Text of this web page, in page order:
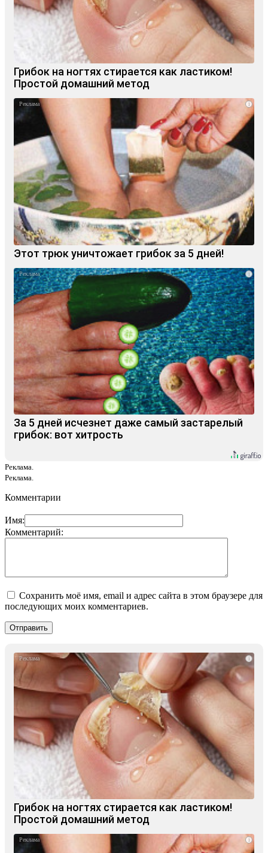
Грибок на ногтях стирается как ластиком!
Простой домашний метод
i
Этот трюк уничтожает грибок за 5 дней!
i
За 5 дней исчезнет даже самый застарелый
грибок: вот хитрость
Реклама.
Реклама.
Комментарии
Имя:
Комментарий:
Сохранить моё имя, email и адрес сайта в этом браузере для
последующих моих комментариев.
i
Грибок на ногтях стирается как ластиком!
Простой домашний метод
i